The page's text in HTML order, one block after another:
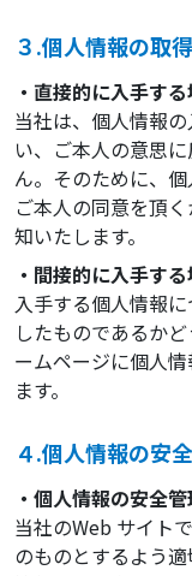
３.個人情報の取
・直接的に入手す
当社は、個人情報
い、ご本人の意思
ん。そのために、
ご本人の同意を頂
知いたします。
・間接的に入手す
入手する個人情報
したものであるか
ームページに個人
ます。
４.個人情報の安
・個人情報の安全
当社のWeb サイト
のものとするよう